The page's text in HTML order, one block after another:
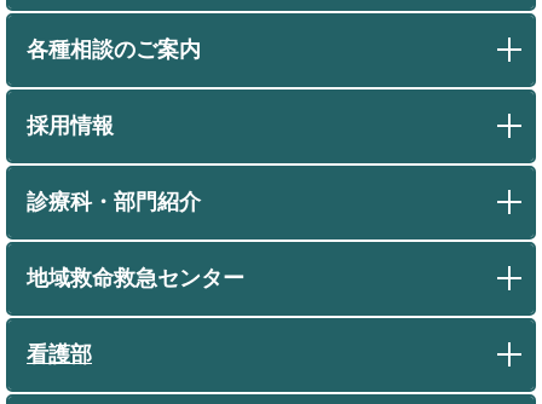
各種相談のご案内
採用情報
診療科・部門紹介
地域救命救急センター
看護部